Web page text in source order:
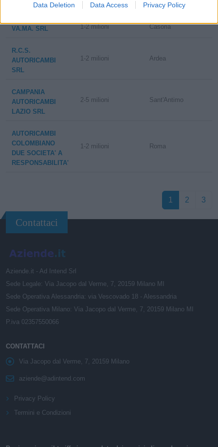
Data Deletion Data Access Privacy Policy
MI.R.A. S.R.L. 5-10 milioni Catania
VA.MA. SRL 1-2 milioni Casoria
R.C.S.
AUTORICAMBI
SRL
1-2 milioni Ardea
CAMPANIA
AUTORICAMBI
LAZIO SRL
2-5 milioni Sant'Antimo
AUTORICAMBI
COLOMBIANO
DUE SOCIETA' A
RESPONSABILITA'
1-2 milioni Roma
1 2 3
Contattaci
Aziende.it - Ad Intend Srl
Sede Legale: Via Jacopo dal Verme, 7, 20159 Milano MI
Sede Operativa Alessandria: via Vescovado 18 - Alessandria
Sede Operativa Milano: Via Jacopo dal Verme, 7, 20159 Milano MI
P.iva 02357550066
CONTATTACI
Via Jacopo dal Verme, 7, 20159 Milano
aziende@adintend.com
Privacy Policy
Termini e Condizioni